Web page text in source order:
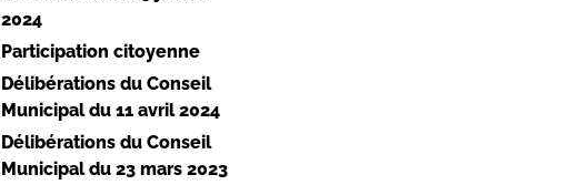
2024
Participation citoyenne
Délibérations du Conseil
Municipal du 11 avril 2024
Délibérations du Conseil
Municipal du 23 mars 2023